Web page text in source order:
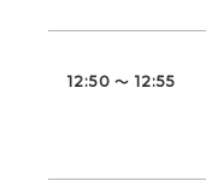
12:50 ～ 12:55